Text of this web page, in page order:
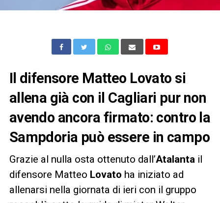
Il difensore Matteo Lovato si
allena già con il Cagliari pur non
avendo ancora firmato: contro la
Sampdoria può essere in campo
Grazie al nulla osta ottenuto dall’Atalantail
difensore Matteo Lovato ha iniziato ad
allenarsi nella giornata di ieri con il gruppo